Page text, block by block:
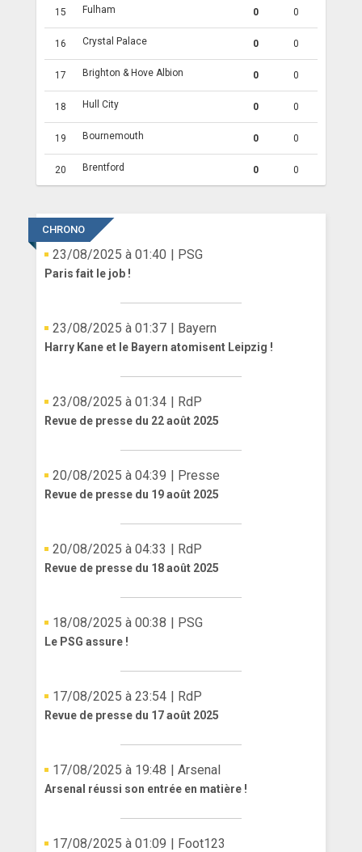
15 Fulham 0 0
16 Crystal Palace 0 0
17 Brighton & Hove Albion 0 0
18 Hull City 0 0
19 Bournemouth 0 0
20 Brentford 0 0
CHRONO
23/08/2025 à 01:40 | PSG
Paris fait le job !
23/08/2025 à 01:37 | Bayern
Harry Kane et le Bayern atomisent Leipzig !
23/08/2025 à 01:34 | RdP
Revue de presse du 22 août 2025
20/08/2025 à 04:39 | Presse
Revue de presse du 19 août 2025
20/08/2025 à 04:33 | RdP
Revue de presse du 18 août 2025
18/08/2025 à 00:38 | PSG
Le PSG assure !
17/08/2025 à 23:54 | RdP
Revue de presse du 17 août 2025
17/08/2025 à 19:48 | Arsenal
Arsenal réussi son entrée en matière !
17/08/2025 à 01:09 | Foot123